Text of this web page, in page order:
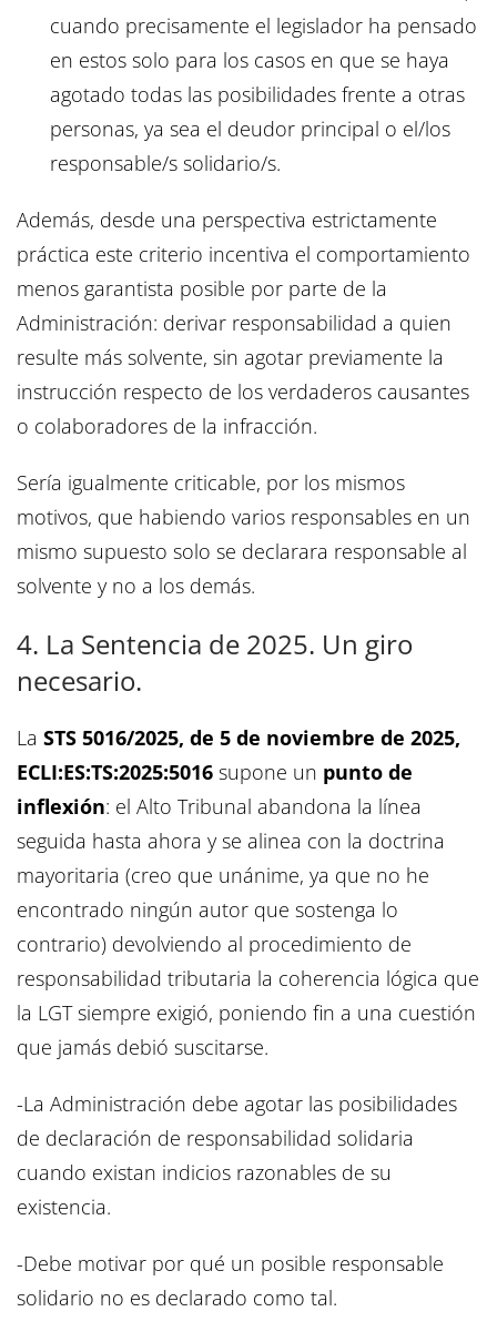
cuando precisamente el legislador ha pensado
en estos solo para los casos en que se haya
agotado todas las posibilidades frente a otras
personas, ya sea el deudor principal o el/los
responsable/s solidario/s.
Además, desde una perspectiva estrictamente
práctica este criterio incentiva el comportamiento
menos garantista posible por parte de la
Administración: derivar responsabilidad a quien
resulte más solvente, sin agotar previamente la
instrucción respecto de los verdaderos causantes
o colaboradores de la infracción.
Sería igualmente criticable, por los mismos
motivos, que habiendo varios responsables en un
mismo supuesto solo se declarara responsable al
solvente y no a los demás.
4. La Sentencia de 2025. Un giro
necesario.
La STS 5016/2025, de 5 de noviembre de 2025,
ECLI:ES:TS:2025:5016 supone un punto de
inflexión: el Alto Tribunal abandona la línea
seguida hasta ahora y se alinea con la doctrina
mayoritaria (creo que unánime, ya que no he
encontrado ningún autor que sostenga lo
contrario) devolviendo al procedimiento de
responsabilidad tributaria la coherencia lógica que
la LGT siempre exigió, poniendo fin a una cuestión
que jamás debió suscitarse.
-La Administración debe agotar las posibilidades
de declaración de responsabilidad solidaria
cuando existan indicios razonables de su
existencia.
-Debe motivar por qué un posible responsable
solidario no es declarado como tal.